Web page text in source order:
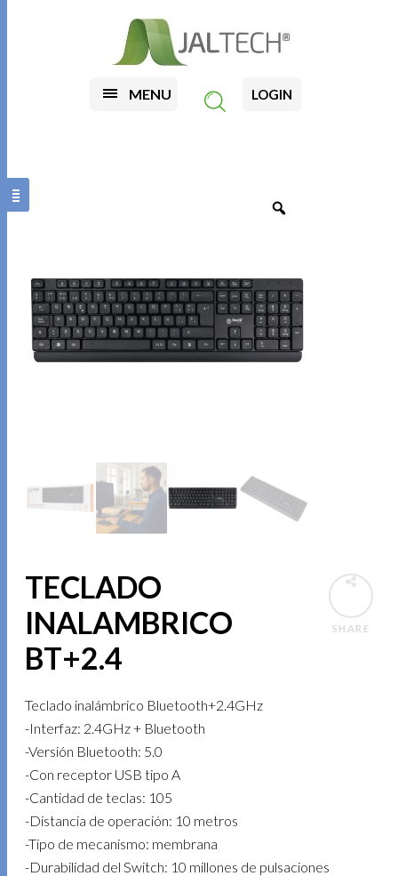
MENU LOGIN
SHARE
TECLADO
INALAMBRICO
BT+2.4
Teclado inalámbrico Bluetooth+2.4GHz
-Interfaz: 2.4GHz + Bluetooth
-Versión Bluetooth: 5.0
-Con receptor USB tipo A
-Cantidad de teclas: 105
-Distancia de operación: 10 metros
-Tipo de mecanismo: membrana
-Durabilidad del Switch: 10 millones de pulsaciones